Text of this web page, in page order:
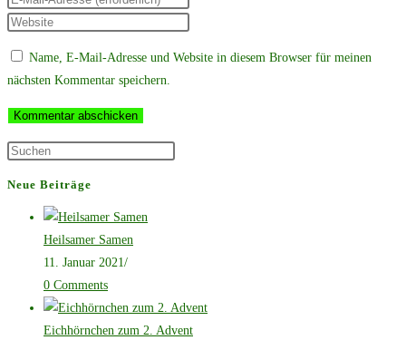
Namen
Benutzernamen
Kommentieren
deine
zum
ein
Gib
ein
Name, E-Mail-Adresse und Website in diesem Browser für meinen
nächsten Kommentar speichern.
Neue Beiträge
Heilsamer Samen
11. Januar 2021 /
0 Comments
Eichhörnchen zum 2. Advent